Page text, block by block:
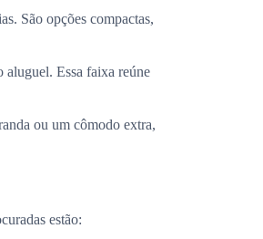
São opções compactas,
Essa faixa reúne
ou um cômodo extra,
estão: